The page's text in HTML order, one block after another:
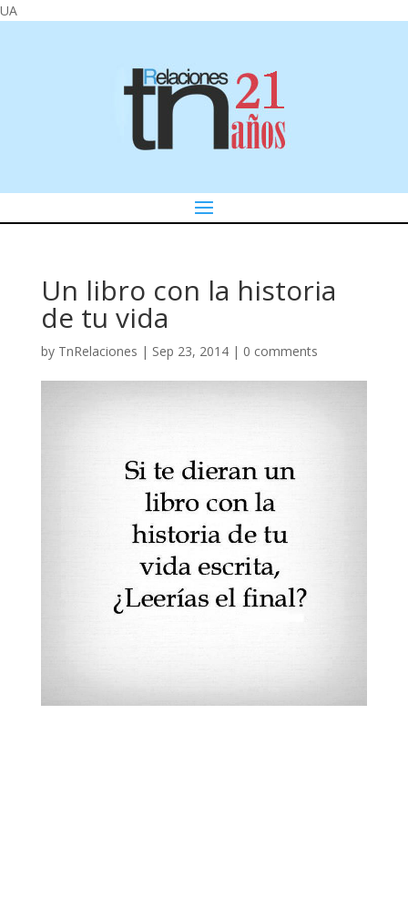
UA
Un libro con la historia
de tu vida
by TnRelaciones | Sep 23, 2014| 0 comments